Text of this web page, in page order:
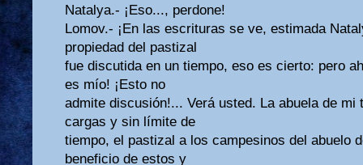
Natalya.- ¡Eso..., perdone!
Lomov.- ¡En las escrituras se ve, estimada
propiedad del pastizal
fue discutida en un tiempo, eso es cierto: pero
es mío! ¡Esto no
admite discusión!... Verá usted. La abuela de mi
cargas y sin límite de
tiempo, el pastizal a los campesinos del abuelo
beneficio de estos y